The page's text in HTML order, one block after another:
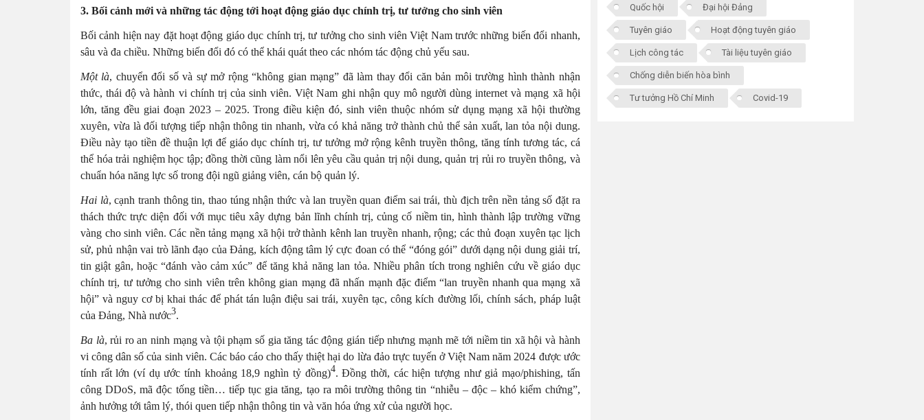
3. Bối cảnh mới và những tác động tới hoạt động giáo dục chính trị, tư tưởng cho sinh viên
Bối cảnh hiện nay đặt hoạt động giáo dục chính trị, tư tưởng cho sinh viên Việt Nam trước những biến đổi nhanh,
sâu và đa chiều. Những biến đổi đó có thể khái quát theo các nhóm tác động chủ yếu sau.
Một là, chuyển đổi số và sự mở rộng “không gian mạng” đã làm thay đổi căn bản môi trường hình thành nhận
thức, thái độ và hành vi chính trị của sinh viên. Việt Nam ghi nhận quy mô người dùng internet và mạng xã hội
lớn, tăng đều giai đoạn 2023 – 2025. Trong điều kiện đó, sinh viên thuộc nhóm sử dụng mạng xã hội thường
xuyên, vừa là đối tượng tiếp nhận thông tin nhanh, vừa có khả năng trở thành chủ thể sản xuất, lan tỏa nội dung.
Điều này tạo tiền đề thuận lợi để giáo dục chính trị, tư tưởng mở rộng kênh truyền thông, tăng tính tương tác, cá
thể hóa trải nghiệm học tập; đồng thời cũng làm nổi lên yêu cầu quản trị nội dung, quản trị rủi ro truyền thông, và
chuẩn hóa năng lực số trong đội ngũ giảng viên, cán bộ quản lý.
Hai là, cạnh tranh thông tin, thao túng nhận thức và lan truyền quan điểm sai trái, thù địch trên nền tảng số đặt ra
thách thức trực diện đối với mục tiêu xây dựng bản lĩnh chính trị, củng cố niềm tin, hình thành lập trường vững
vàng cho sinh viên. Các nền tảng mạng xã hội trở thành kênh lan truyền nhanh, rộng; các thủ đoạn xuyên tạc lịch
sử, phủ nhận vai trò lãnh đạo của Đảng, kích động tâm lý cực đoan có thể “đóng gói” dưới dạng nội dung giải trí,
tin giật gân, hoặc “đánh vào cảm xúc” để tăng khả năng lan tỏa. Nhiều phân tích trong nghiên cứu về giáo dục
chính trị, tư tưởng cho sinh viên trên không gian mạng đã nhấn mạnh đặc điểm “lan truyền nhanh qua mạng xã
hội” và nguy cơ bị khai thác để phát tán luận điệu sai trái, xuyên tạc, công kích đường lối, chính sách, pháp luật
của Đảng, Nhà nước3.
Ba là, rủi ro an ninh mạng và tội phạm số gia tăng tác động gián tiếp nhưng mạnh mẽ tới niềm tin xã hội và hành
vi công dân số của sinh viên. Các báo cáo cho thấy thiệt hại do lừa đảo trực tuyến ở Việt Nam năm 2024 được ước
tính rất lớn (ví dụ ước tính khoảng 18,9 nghìn tỷ đồng)4. Đồng thời, các hiện tượng như giả mạo/phishing, tấn
công DDoS, mã độc tống tiền… tiếp tục gia tăng, tạo ra môi trường thông tin “nhiễu – độc – khó kiểm chứng”,
ảnh hưởng tới tâm lý, thói quen tiếp nhận thông tin và văn hóa ứng xử của người học.
Quốc hội Đại hội Đảng
Tuyên giáo Hoạt động tuyên giáo
Lịch công tác Tài liệu tuyên giáo
Chống diễn biến hòa bình
Tư tưởng Hồ Chí Minh Covid-19